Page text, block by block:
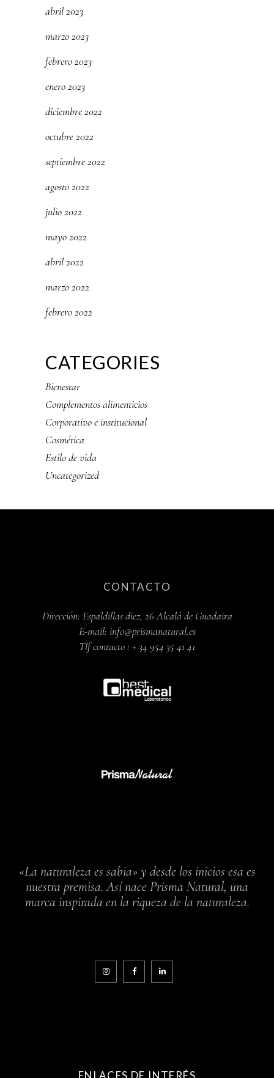
abril 2023
marzo 2023
febrero 2023
enero 2023
diciembre 2022
octubre 2022
septiembre 2022
agosto 2022
julio 2022
mayo 2022
abril 2022
marzo 2022
febrero 2022
CATEGORIES
Bienestar
Complementos alimenticios
Corporativo e institucional
Cosmética
Estilo de vida
Uncategorized
CONTACTO
Dirección: Espaldillas diez, 26 Alcalá de Guadaira
E-mail: info@prismanatural.es
Tlf contacto : + 34 954 35 41 41
«La naturaleza es sabia» y desde los inicios esa es
nuestra premisa. Así nace Prisma Natural, una
marca inspirada en la riqueza de la naturaleza.